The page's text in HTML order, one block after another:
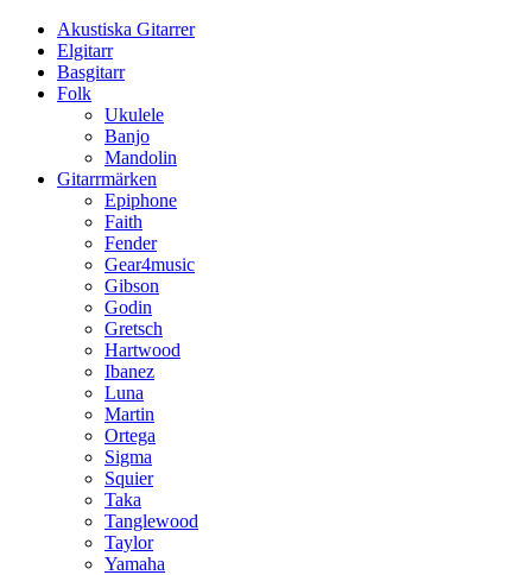
Akustiska Gitarrer
Elgitarr
Basgitarr
Folk
Ukulele
Banjo
Mandolin
Gitarrmärken
Epiphone
Faith
Fender
Gear4music
Gibson
Godin
Gretsch
Hartwood
Ibanez
Luna
Martin
Ortega
Sigma
Squier
Taka
Tanglewood
Taylor
Yamaha